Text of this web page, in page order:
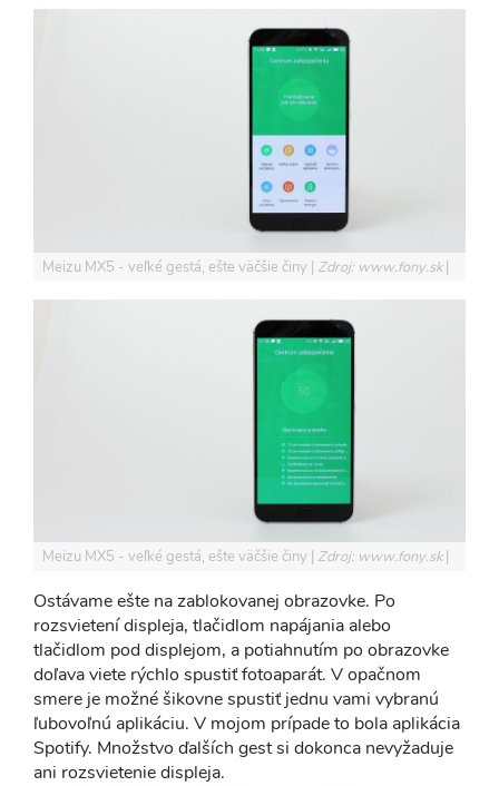
Meizu MX5 - veľké gestá, ešte väčšie činy Zdroj: www.fony.sk
Meizu MX5 - veľké gestá, ešte väčšie činy Zdroj: www.fony.sk
Ostávame ešte na zablokovanej obrazovke. Po
rozsvietení displeja, tlačidlom napájania alebo
tlačidlom pod displejom, a potiahnutím po obrazovke
doľava viete rýchlo spustiť fotoaparát. V opačnom
smere je možné šikovne spustiť jednu vami vybranú
ľubovoľnú aplikáciu. V mojom prípade to bola aplikácia
Spotify. Množstvo ďalších gest si dokonca nevyžaduje
ani rozsvietenie displeja.